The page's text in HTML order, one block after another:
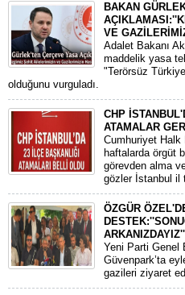
BAKAN
VE
Adalet Bakanı
maddelik yasa
"Terörsüz
olduğunu vurguladı.
CHP
ATAMALAR
​Cumhuriyet Halk
haftalarda örgüt
görevden alma
gözler İstanbul il
ÖZGÜR
ARKANIZDAYIZ''
​Yeni Parti Genel
Güvenpark’ta
gazileri ziyaret